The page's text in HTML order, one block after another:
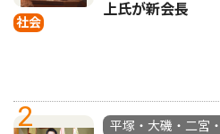
社会
上氏が新会長
2
平塚・大磯・二宮